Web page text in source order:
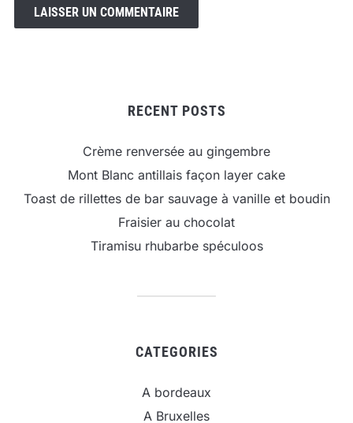
RECENT POSTS
Crème renversée au gingembre
Mont Blanc antillais façon layer cake
Toast de rillettes de bar sauvage à vanille et boudin
Fraisier au chocolat
Tiramisu rhubarbe spéculoos
CATEGORIES
A bordeaux
A Bruxelles